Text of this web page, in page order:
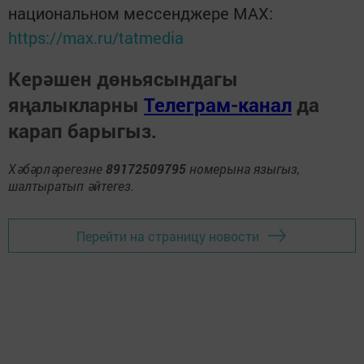
национальном мессенджере MАХ:
https://max.ru/tatmedia
Керәшен дөньясындагы
яңалыкларны Телеграм-канал да
карап барыгыз.
Хәбәрләрегезне 89172509795 номерына языгыз,
шалтыратып әйтегез.
Перейти на страницу новости